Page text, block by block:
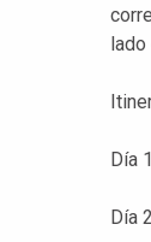
Día
Día